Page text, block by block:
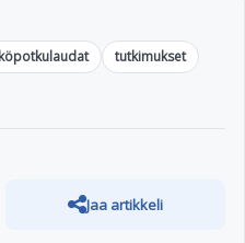
tutkimukset
Jaa artikkeli